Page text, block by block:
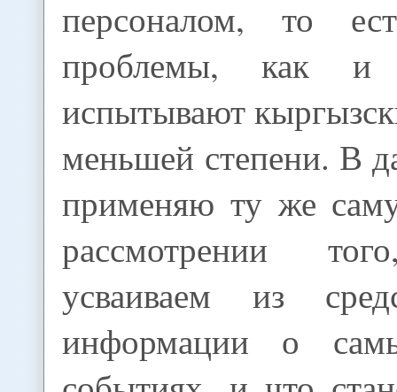
персоналом, то
проблемы, как и
испытывают
меньшей степени. В
применяю ту же
рассмотрении
усваиваем из
информации о